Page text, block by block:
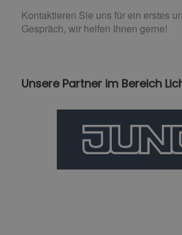
Kontaktieren Sie uns für ein erstes
Gespräch, wir helfen Ihnen gerne!
Unsere Partner im Bereich